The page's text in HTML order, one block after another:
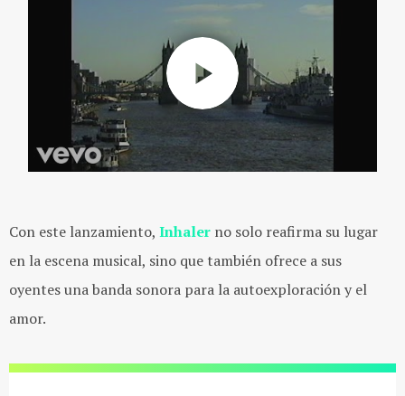
Con este lanzamiento, Inhaler no solo reafirma su lugar
en la escena musical, sino que también ofrece a sus
oyentes una banda sonora para la autoexploración y el
amor.